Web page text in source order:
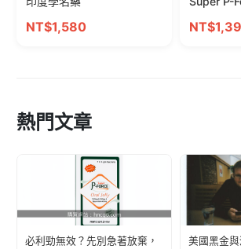
NT$1,580
熱門文章
必利勁無效？先別急著放棄，
美國黑金